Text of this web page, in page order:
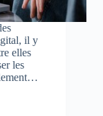
il y
elles
les